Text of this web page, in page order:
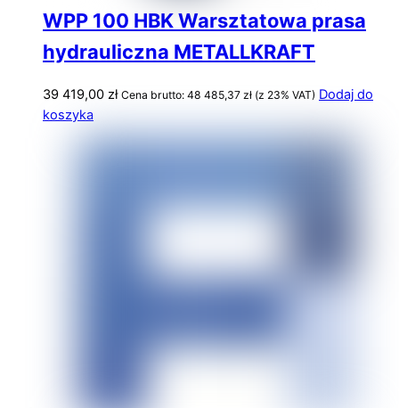
WPP 100 HBK Warsztatowa prasa
hydrauliczna METALLKRAFT
39 419,00 zł Cena brutto: 48 485,37 zł (z 23% VAT) Dodaj do
koszyka